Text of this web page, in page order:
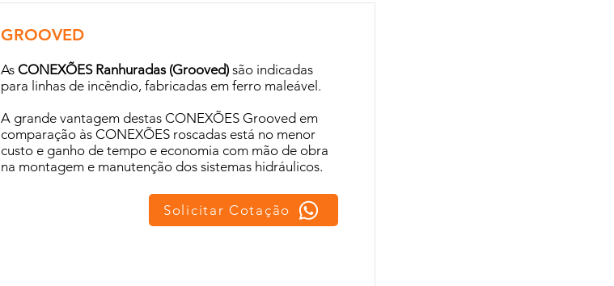
GROOVED
As CONEXÕES Ranhuradas (Grooved)são indicadas
para linhas de incêndio, fabricadas em ferro maleável.
A grande vantagem destas CONEXÕES Grooved em
comparação às CONEXÕES roscadas está no menor
custo e ganho de tempo e economia com mão de obra
na montagem e manutenção dos sistemas hidráulicos.
Solicitar Cotação